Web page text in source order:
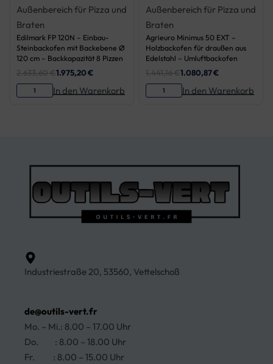
Außenbereich für Pizza und
Braten
Edilmark FP 120N – Einbau-
Steinbackofen mit Backebene Ø
120 cm – Backkapazität 8 Pizzen
2.633,60€1.975,20€
In den Warenkorb
Außenbereich für Pizza und
Braten
Agrieuro Minimus 50 EXT –
Holzbackofen für draußen aus
Edelstahl – Umluftbackofen
1.441,16€1.080,87€
In den Warenkorb
Industriestraße 20, 53560, Vettelschoß
de@outils-vert.fr
Mo. – Mi.: 8.00 – 17.00 Uhr
Do. : 8.00 – 18.00 Uhr
Fr. : 8.00 – 15.00 Uhr